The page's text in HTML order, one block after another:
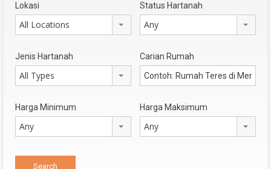
Lokasi
All Locations
Status Hartanah
Any
Jenis Hartanah
All Types
Carian Rumah
Harga Minimum
Any
Harga Maksimum
Any